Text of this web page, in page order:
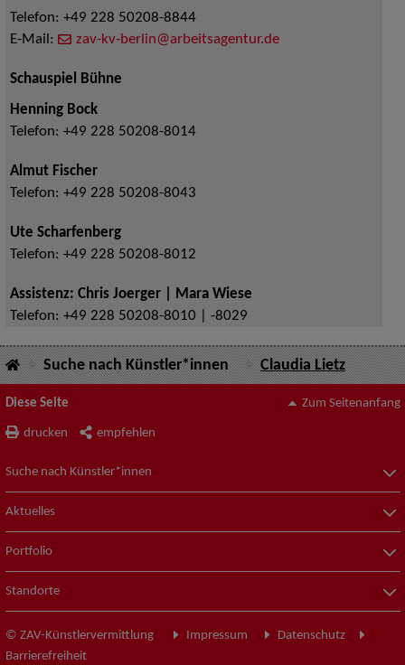
Telefon: +49 228 50208-8844
E-Mail:
zav-kv-berlin@arbeitsagentur.de
Schauspiel Bühne
Henning Bock
Telefon: +49 228 50208-8014
Almut Fischer
Telefon: +49 228 50208-8043
Ute Scharfenberg
Telefon: +49 228 50208-8012
Assistenz: Chris Joerger | Mara Wiese
Telefon: +49 228 50208-8010 | -8029
Suche nach Künstler*innen Claudia Lietz
Diese Seite
drucken empfehlen
Zum Seitenanfang
Suche nach Künstler*innen
Aktuelles
Portfolio
Standorte
© ZAV-Künstlervermittlung Impressum
Datenschutz
Barrierefreiheit